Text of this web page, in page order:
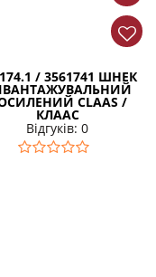
/ 3561741 ШНЕК
CLAAS /
КЛААС
Відгуків: 0